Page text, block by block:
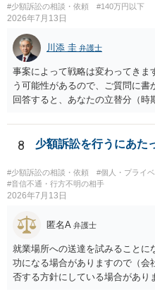
当方に返金の理屈があるかどうか
た金額について、裏付けがある
身元の特定、返金の理屈があると
からスタートすることになるでし
ことの立証は簡単ではありませ
返金交渉で有利になる可能性があ
に難しいところがあります。 こ
署に被害相談をするようにして
#少額訴訟の相談・依頼
#140万円以下
2026年7月13日
川添 圭 弁護士
事案によって戦略は変わってきま
う可能性があるので、ご質問に
回答すると、あなたの立替分（
と、もし異議申立てがなされる可
（通常訴訟へ移行する日数分空
に相手方が遠方である場合は）対
手方の主張については、和解で減
お、残念ながら、「連絡も返って
せん。
8 少額訴訟を行うにあた
#少額訴訟の相談・依頼 #個人・プライベ
#音信不通・行方不明の相手
2026年7月13日
匿名A 弁護士
就業場所への送達を試みることに
功になる場合がありますので（会
否する方針にしている場合があり